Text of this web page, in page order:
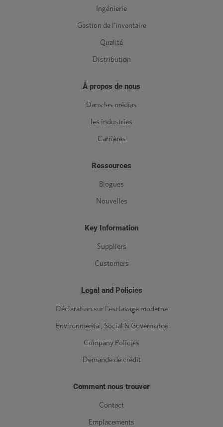
Ingénierie
Gestion de l'inventaire
Qualité
Distribution
À propos de nous
Dans les médias
les industries
Carrières
Ressources
Blogues
Nouvelles
Key Information
Suppliers
Customers
Legal and Policies
Déclaration sur l'esclavage moderne
Environmental, Social & Governance
Company Policies
Demande de crédit
Comment nous trouver
Contact
Emplacements